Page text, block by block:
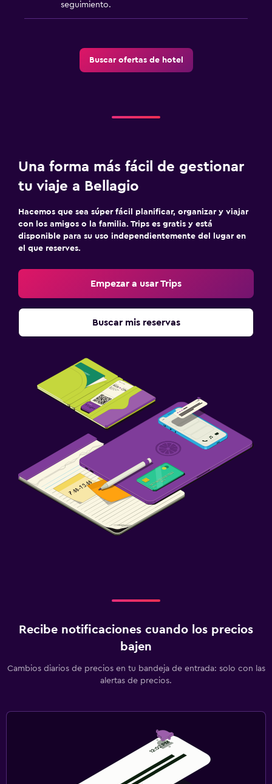
seguimiento.
Buscar ofertas de hotel
Una forma más fácil de gestionar
tu viaje a Bellagio
Hacemos que sea súper fácil planificar, organizar y viajar
con los amigos o la familia. Trips es gratis y está
disponible para su uso independientemente del lugar en
el que reserves.
Empezar a usar Trips
Buscar mis reservas
Recibe notificaciones cuando los precios
bajen
Cambios diarios de precios en tu bandeja de entrada: solo con las
alertas de precios.